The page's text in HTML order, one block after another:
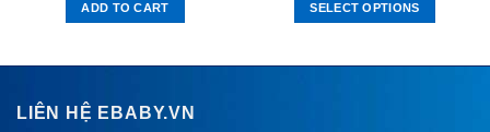
ADD TO CART SELECT OPTIONS
LIÊN HỆ EBABY.VN